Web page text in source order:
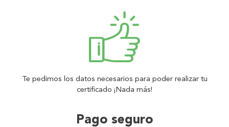
Te pedimos los datos necesarios para poder realizar tu
certificado ¡Nada más!
Pago seguro